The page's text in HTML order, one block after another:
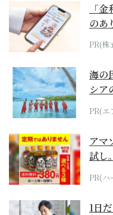
「
のあ
PR(株
海の
シア
ら
PR(エ
アマ
試し。
PR(ハ
1日